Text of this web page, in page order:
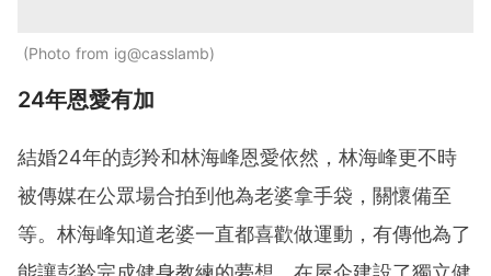
Photo from ig@casslamb
24年恩愛有加
結婚24年的彭羚和林海峰恩愛依然，林海峰更不時
被傳媒在公眾場合拍到他為老婆拿手袋，關懷備至
等。林海峰知道老婆一直都喜歡做運動，有傳他為了